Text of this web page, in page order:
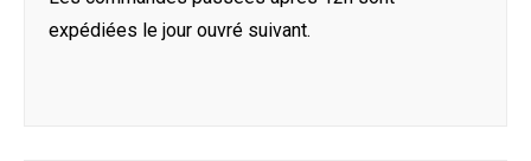
expédiées le jour ouvré suivant.